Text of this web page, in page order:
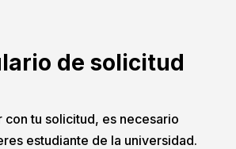
de solicitud
con tu solicitud, es necesario
estudiante de la universidad.